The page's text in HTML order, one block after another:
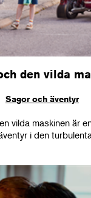
den vilda
Sagor och äventyr
vilda maskinen är
i den